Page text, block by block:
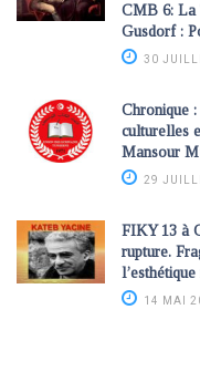
CMB 6: La
Gusdorf :
30
Chronique
culturelles
Mansour
29
FIKY 13 à
rupture.
14 MAI